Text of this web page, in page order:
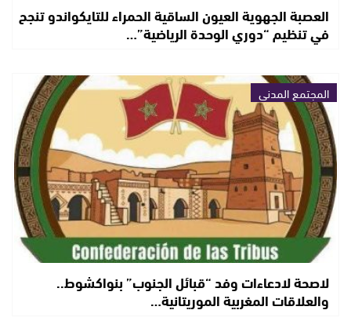
العصبة الجهوية العيون الساقية الحمراء للتايكواندو تنجح
في تنظيم “دوري الوحدة الرياضية”…
المجتمع المدني
لاصحة لادعاءات وفد “قبائل الجنوب” بنواكشوط..
والعلاقات المغربية الموريتانية…